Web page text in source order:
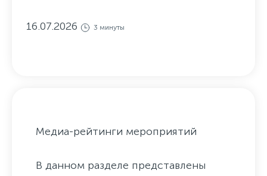
16.07.2026 3 минуты
Медиа-рейтинги мероприятий
В данном разделе представлены